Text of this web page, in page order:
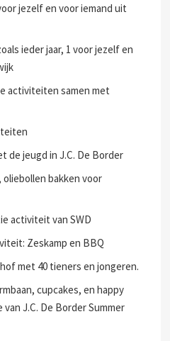
jezelf en voor iemand uit
ieder jaar, 1 voor jezelf en
activiteiten samen met
de jeugd in J.C. De Border
oliebollen bakken voor
activiteit van SWD
Zeskamp en BBQ
met 40 tieners en jongeren.
cupcakes, en happy
J.C. De Border Summer